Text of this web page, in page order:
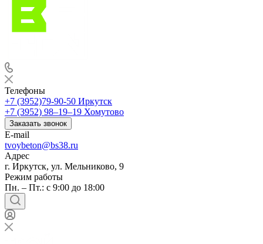
Телефоны
+7 (3952)79-90-50 Иркутск
+7 (3952) 98‒19‒19 Хомутово
Заказать звонок
E-mail
tvoybeton@bs38.ru
Адрес
г. Иркутск, ул. Мельниково, 9
Режим работы
Пн. – Пт.: с 9:00 до 18:00